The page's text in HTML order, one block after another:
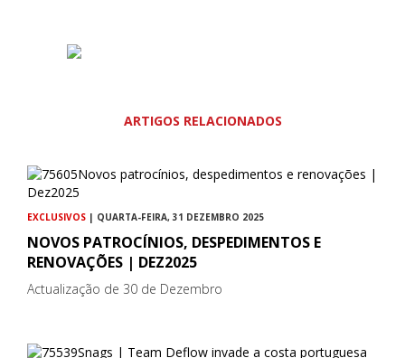
ARTIGOS RELACIONADOS
EXCLUSIVOS | QUARTA-FEIRA, 31 DEZEMBRO 2025
NOVOS PATROCÍNIOS, DESPEDIMENTOS E
RENOVAÇÕES | DEZ2025
Actualização de 30 de Dezembro